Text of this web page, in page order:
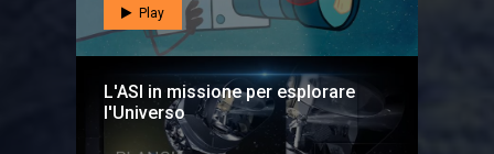
Play
L'ASI in missione per esplorare
l'Universo